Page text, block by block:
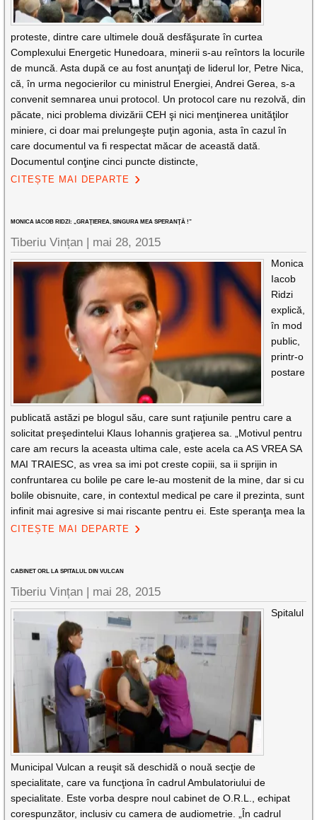
proteste, dintre care ultimele două desfăşurate în curtea
Complexului Energetic Hunedoara, minerii s-au reîntors la locurile
de muncă. Asta după ce au fost anunţaţi de liderul lor, Petre Nica,
că, în urma negocierilor cu ministrul Energiei, Andrei Gerea, s-a
convenit semnarea unui protocol. Un protocol care nu rezolvă, din
păcate, nici problema divizării CEH şi nici menţinerea unităţilor
miniere, ci doar mai prelungeşte puţin agonia, asta în cazul în
care documentul va fi respectat măcar de această dată.
Documentul conţine cinci puncte distincte,
CITEȘTE MAI DEPARTE
MONICA IACOB RIDZI: „GRAŢIEREA, SINGURA MEA SPERANŢĂ !”
Tiberiu Vințan | mai 28, 2015
Monica
Iacob
Ridzi
explică,
în mod
public,
printr-o
postare
publicată astăzi pe blogul său, care sunt raţiunile pentru care a
solicitat preşedintelui Klaus Iohannis graţierea sa. „Motivul pentru
care am recurs la aceasta ultima cale, este acela ca AS VREA SA
MAI TRAIESC, as vrea sa imi pot creste copiii, sa ii sprijin in
confruntarea cu bolile pe care le-au mostenit de la mine, dar si cu
bolile obisnuite, care, in contextul medical pe care il prezinta, sunt
infinit mai agresive si mai riscante pentru ei. Este speranţa mea la
CITEȘTE MAI DEPARTE
CABINET ORL LA SPITALUL DIN VULCAN
Tiberiu Vințan | mai 28, 2015
Spitalul
Municipal Vulcan a reuşit să deschidă o nouă secţie de
specialitate, care va funcţiona în cadrul Ambulatoriului de
specialitate. Este vorba despre noul cabinet de O.R.L., echipat
corespunzător, inclusiv cu camera de audiometrie. „În cadrul